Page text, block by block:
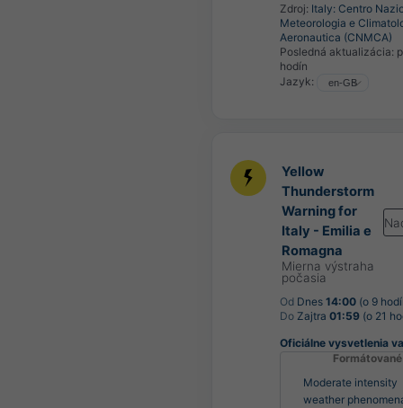
Zdroj: Italy: Centro
Meteorologia e
Aeronautica (CNMCA)
Posledná aktualizácia:
hodín
Jazyk:
Yellow
Thunderstorm
Warning for
Italy - Emilia e
Romagna
Mierna výstraha
počasia
Od Dnes 14:00 (o 9
Do Zajtra 01:59 (o 21
Oficiálne vysvetlenia
Formátované
Moderate intensity
weather